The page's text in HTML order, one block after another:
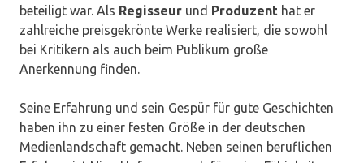
beteiligt war. Als Regisseur und Produzent hat er
zahlreiche preisgekrönte Werke realisiert, die sowohl
bei Kritikern als auch beim Publikum große
Anerkennung finden.
Seine Erfahrung und sein Gespür für gute Geschichten
haben ihn zu einer festen Größe in der deutschen
Medienlandschaft gemacht. Neben seinen beruflichen